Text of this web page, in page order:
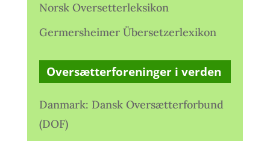
Norsk Oversetterleksikon
Germersheimer Übersetzerlexikon
Oversætterforeninger i verden
Danmark: Dansk Oversætterforbund
(DOF)